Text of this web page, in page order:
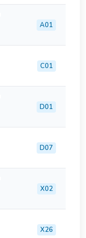
A01
C01
D01
D07
X02
X26